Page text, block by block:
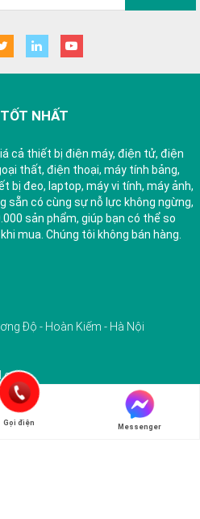
NHẤT
cả thiết bị điện máy, điện tử, điện
thất, điện thoại, máy tính bảng,
bị đeo, laptop, máy vi tính, máy ảnh,
sẵn có cùng sự nỗ lực không ngừng,
sản phẩm, giúp bạn có thể so
mua. Chúng tôi không bán hàng.
Độ - Hoàn Kiếm - Hà Nội
Gọi điện Messenger